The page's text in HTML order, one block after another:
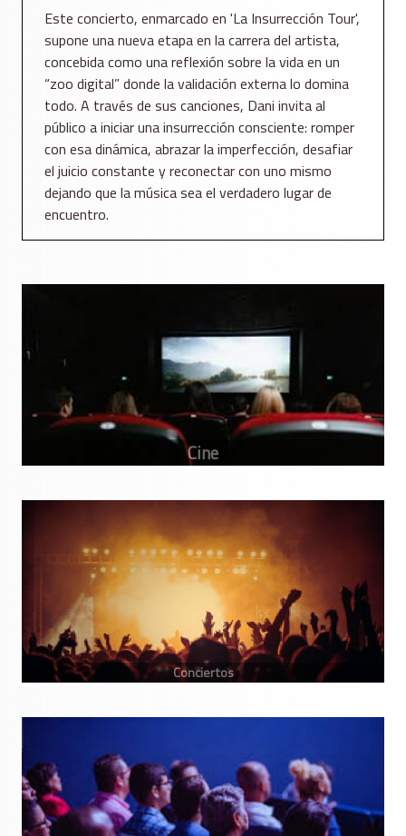
Este concierto, enmarcado en 'La Insurrección Tour',
supone una nueva etapa en la carrera del artista,
concebida como una reflexión sobre la vida en un
“zoo digital” donde la validación externa lo domina
todo. A través de sus canciones, Dani invita al
público a iniciar una insurrección consciente: romper
con esa dinámica, abrazar la imperfección, desafiar
el juicio constante y reconectar con uno mismo
dejando que la música sea el verdadero lugar de
encuentro.